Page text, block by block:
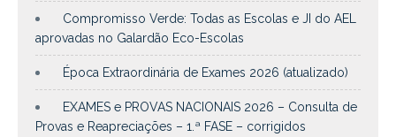
Compromisso Verde: Todas as Escolas e JI do AEL
aprovadas no Galardão Eco-Escolas
Época Extraordinária de Exames 2026 (atualizado)
EXAMES e PROVAS NACIONAIS 2026 – Consulta de
Provas e Reapreciações – 1.ª FASE – corrigidos